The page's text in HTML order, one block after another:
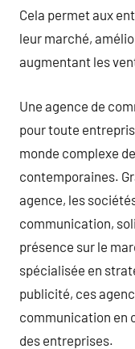
Cela permet aux
leur marché,
augmentant les
Une agence de
pour toute
monde complexe
contemporaines.
agence, les
communication,
présence sur le
spécialisée en
publicité, ces
communication en
des entreprises.